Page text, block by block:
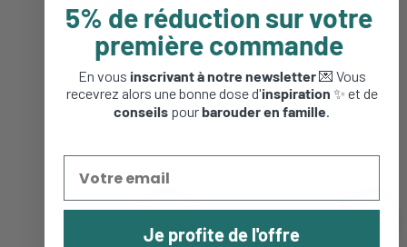
5% de réduction sur votre
première commande
En vous inscrivant à notre newsletter💌 Vous
recevrez alors une bonne dose d'inspiration ✨ et de
conseils pourbarouder en famille.
Je profite de l'offre